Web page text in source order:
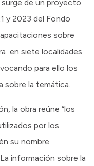
surge de un proyecto
y 2023 del Fondo
sobre
en siete localidades
para ello los
sobre la temática.
la obra reúne “los
por los
su nombre
información sobre la